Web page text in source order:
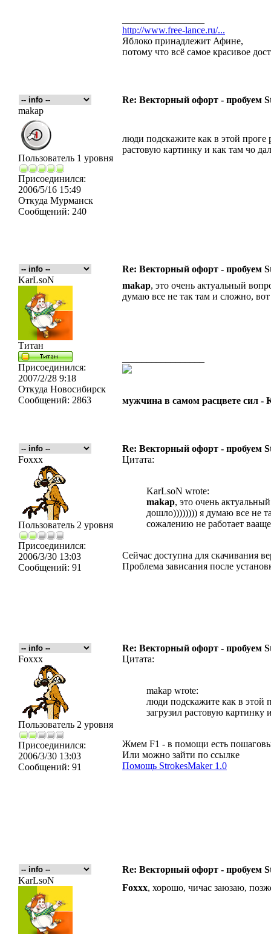
http://www.free-lance.ru/...
Яблоко принадлежит Афине,
потому что всё самое красивое
Re: Векторный офорт - пробуем
makap
Пользователь 1 уровня
Присоединился:
2006/5/16 15:49
Откуда Мурманск
Сообщений: 240
люди подскажите как в этой проге
растовую картинку и как там чо
Re: Векторный офорт - пробуем
KarLsoN
Титан
Присоединился:
2007/2/28 9:18
Откуда Новосибирск
Сообщений: 2863
makap, это очень актуальный
думаю все не так там и сложно,
мужчина в самом расцвете сил -
Re: Векторный офорт - пробуем
Foxxx
Пользователь 2 уровня
Присоединился:
2006/3/30 13:03
Сообщений: 91
Цитата:
KarLsoN wrote:
makap, это очень
дошло)))))))) я думаю все не
сожалению не работает вааще
Сейчас доступна для скачивания
Проблема зависания после
Re: Векторный офорт - пробуем
Foxxx
Пользователь 2 уровня
Присоединился:
2006/3/30 13:03
Сообщений: 91
Цитата:
makap wrote:
люди подскажите как в этой
загрузил растовую картинку
Жмем F1 - в помощи есть
Или можно зайти по ссылке
Помощь StrokesMaker 1.0
Re: Векторный офорт - пробуем
KarLsoN
Foxxx, хорошо, чичас заюзаю,